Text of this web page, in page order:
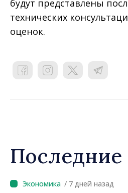
будут представлены
технических
оценок.
Последние
/ 7 дней назад